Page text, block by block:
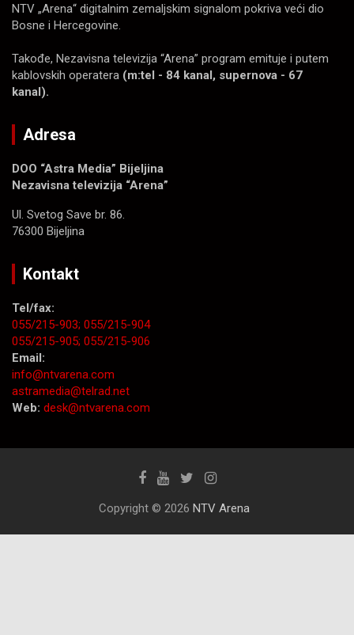
NTV „Arena“ digitalnim zemaljskim signalom pokriva veći dio
Bosne i Hercegovine.
Takođe, Nezavisna televizija “Arena” program emituje i putem
kablovskih operatera (m:tel - 84 kanal, supernova - 67
kanal).
Adresa
DOO “Astra Media” Bijeljina
Nezavisna televizija “Arena”
Ul. Svetog Save br. 86.
76300 Bijeljina
Kontakt
Tel/fax:
055/215-903; 055/215-904
055/215-905; 055/215-906
Email:
info@ntvarena.com
astramedia@telrad.net
Web: desk@ntvarena.com
Copyright © 2026 NTV Arena